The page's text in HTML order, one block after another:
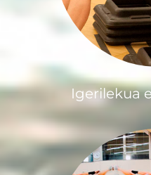
Igerilekua